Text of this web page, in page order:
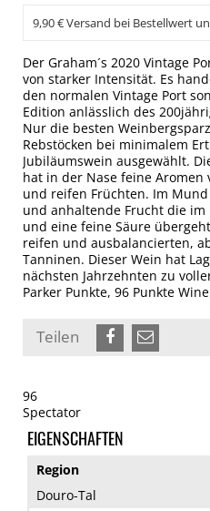
9,90 € Versand bei Bestellwert
Der Graham´s 2020 Vintage
von starker Intensität. Es
den normalen Vintage Port
Edition anlässlich des
Nur die besten
Rebstöcken bei minimalem
Jubiläumswein ausgewählt.
hat in der Nase feine Aromen
und reifen Früchten. Im
und anhaltende Frucht die im
und eine feine Säure
reifen und ausbalancierten,
Tanninen. Dieser Wein hat
nächsten Jahrzehnten zu
Parker Punkte, 96 Punkte
Teilen
96
Spectator
EIGENSCHAFTEN
Region
Douro-Tal